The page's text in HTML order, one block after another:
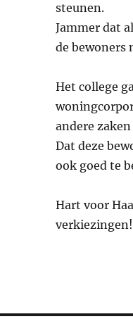
steunen.
Jammer dat
de bewoners
Het college
andere
Dat deze
ook goed te
Hart voor
verkiezingen!